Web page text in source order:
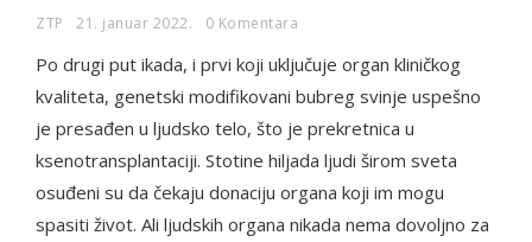
ZTP 21. januar 2022. 0 Komentara
Po drugi put ikada, i prvi koji uključuje organ kliničkog
kvaliteta, genetski modifikovani bubreg svinje uspešno
je presađen u ljudsko telo, što je prekretnica u
ksenotransplantaciji. Stotine hiljada ljudi širom sveta
osuđeni su da čekaju donaciju organa koji im mogu
spasiti život. Ali ljudskih organa nikada nema dovoljno za